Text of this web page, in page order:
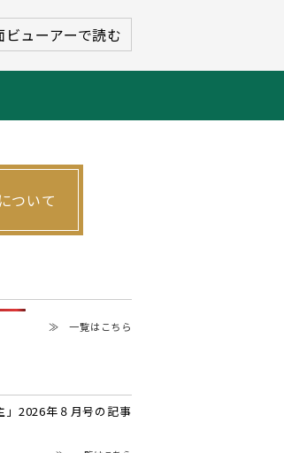
ビューアーで読む
ついて
≫ 一覧はこちら
」2026年８月号の記事